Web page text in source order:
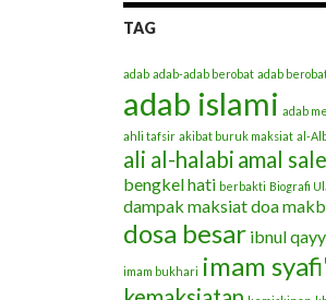
TAG
adab adab-adab berobat adab
adab islami adab
ahli tafsir akibat buruk maksiat al-
ali al-halabi amal
bengkel hati berbakti Biografi
dampak maksiatdoa
dosa besar ibnul
imam bukhari imam